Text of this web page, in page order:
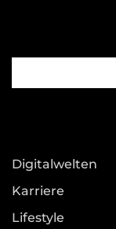
Digitalwelten
Karriere
Lifestyle